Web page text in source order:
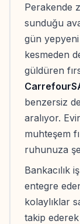
Perakende
sunduğu
gün
kesmeden
güldüren
benzersiz
aralıyor.
muhteşem
ruhunuza
Bankacılık
entegre
kolaylıklar
takip